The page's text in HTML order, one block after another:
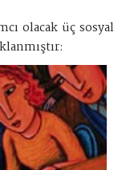
olacak üç sosyal